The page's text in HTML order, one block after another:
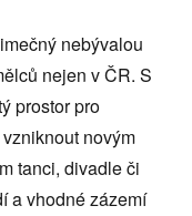
nebývalou
nejen v ČR. S
prostor pro
novým
tanci, divadle či
a vhodné zázemí